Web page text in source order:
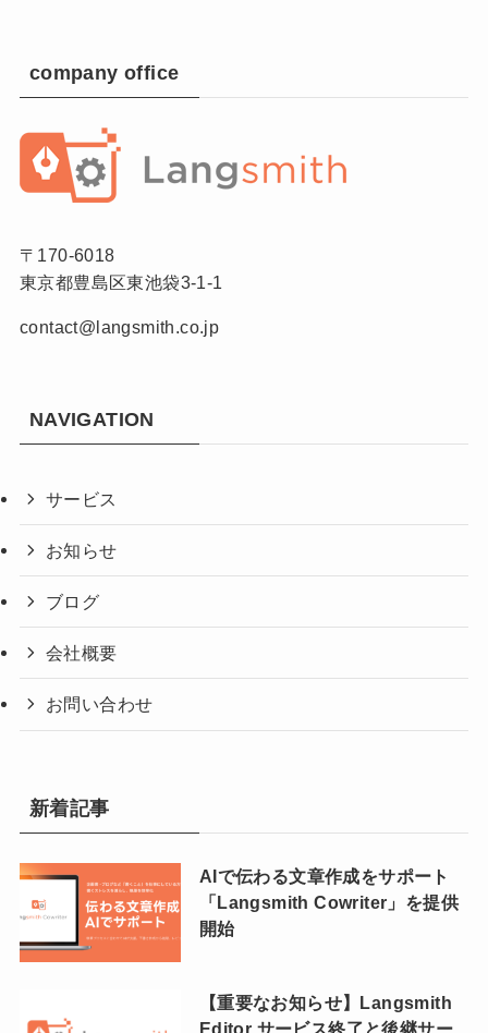
company office
〒170-6018
東京都豊島区東池袋3-1-1
contact@langsmith.co.jp
NAVIGATION
サービス
お知らせ
ブログ
会社概要
お問い合わせ
新着記事
AIで伝わる文章作成をサポート
「Langsmith Cowriter」を提供
開始
【重要なお知らせ】Langsmith
Editor サービス終了と後継サー